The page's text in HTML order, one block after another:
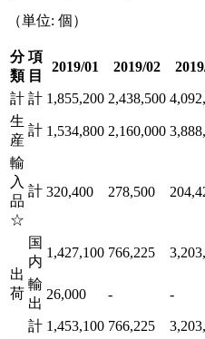
（単位: 個）
分
類
項
目
2019/01 2019/02
計 計 1,855,200 2,438,500
生
産
計 1,534,800 2,160,000
輸
入
品
☆
計 320,400 278,500
出
荷
国
内
1,427,100 766,225
輸
出
26,000 - -
計 1,453,100 766,225